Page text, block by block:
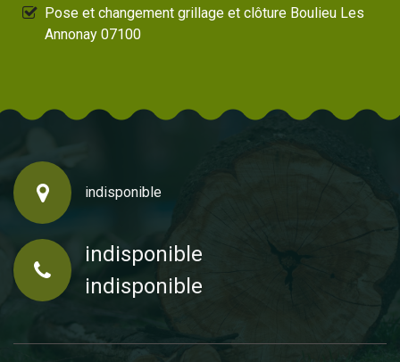
Pose et changement grillage et clôture Boulieu Les
Annonay 07100
indisponible
indisponible
indisponible